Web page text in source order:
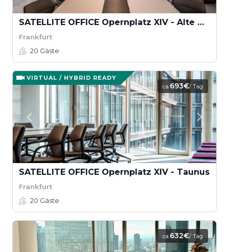
SATELLITE OFFICE Opernplatz XIV - Alte Oper
Frankfurt
20 Gäste
VIRTUAL / HYBRID READY
ca.693€/ Tag
SATELLITE OFFICE Opernplatz XIV - Taunus
Frankfurt
20 Gäste
ca.632€/ Tag